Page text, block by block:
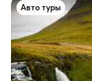
Авто туры